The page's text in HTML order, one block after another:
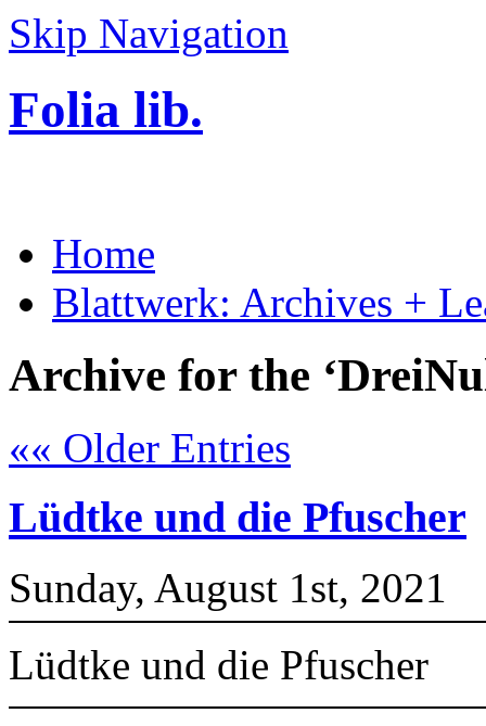
Skip Navigation
Folia lib.
Home
Blattwerk: Archives +
Archive for the
«« Older Entries
Lüdtke und die Pfuscher
Sunday, August 1st, 2021
Lüdtke und die Pfuscher